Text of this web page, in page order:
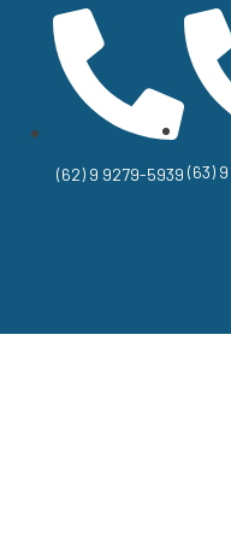
(62) 9 9279-5939 (63)